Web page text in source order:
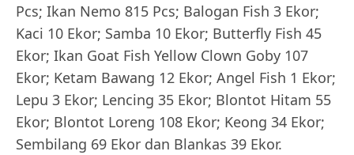
Pcs; Ikan Nemo 815 Pcs; Balogan Fish 3 Ekor;
Kaci 10 Ekor; Samba 10 Ekor; Butterfly Fish 45
Ekor; Ikan Goat Fish Yellow Clown Goby 107
Ekor; Ketam Bawang 12 Ekor; Angel Fish 1 Ekor;
Lepu 3 Ekor; Lencing 35 Ekor; Blontot Hitam 55
Ekor; Blontot Loreng 108 Ekor; Keong 34 Ekor;
Sembilang 69 Ekor dan Blankas 39 Ekor.